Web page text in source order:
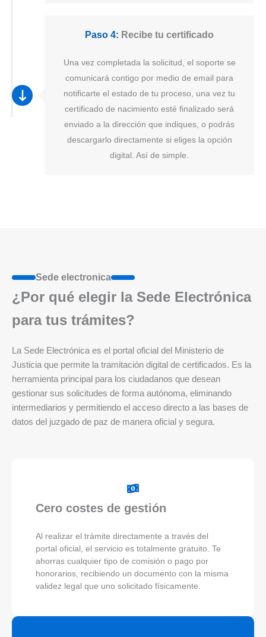
Paso 4: Recibe tu certificado
Una vez completada la solicitud, el soporte se
comunicará contigo por medio de email para
notificarte el estado de tu proceso, una vez tu
certificado de nacimiento esté finalizado será
enviado a la dirección que indiques, o podrás
descargarlo directamente si eliges la opción
digital. Así de simple.
Sede electronica
¿Por qué elegir la Sede Electrónica
para tus trámites?
La Sede Electrónica es el portal oficial del Ministerio de
Justicia que permite la tramitación digital de certificados. Es la
herramienta principal para los ciudadanos que desean
gestionar sus solicitudes de forma autónoma, eliminando
intermediarios y permitiendo el acceso directo a las bases de
datos del juzgado de paz de manera oficial y segura.
Cero costes de gestión
Al realizar el trámite directamente a través del
portal oficial, el servicio es totalmente gratuito. Te
ahorras cualquier tipo de comisión o pago por
honorarios, recibiendo un documento con la misma
validez legal que uno solicitado físicamente.